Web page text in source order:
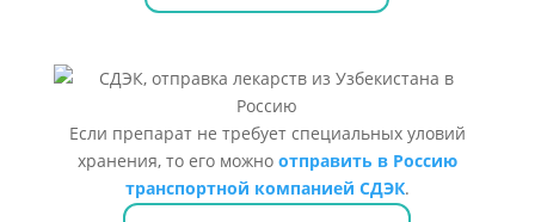
Если препарат не требует специальных уловий
хранения, то его можно отправить в Россию
транспортной компанией СДЭК.